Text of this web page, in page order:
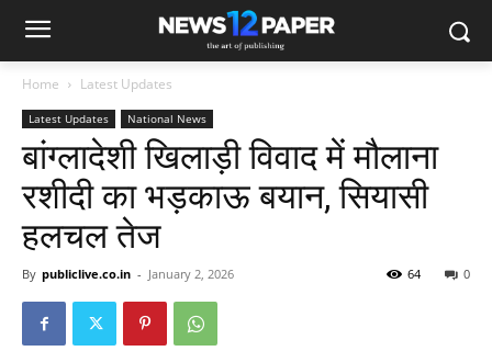
Home Latest Updates
Latest Updates National News
बांग्लादेशी खिलाड़ी विवाद में मौलाना
रशीदी का भड़काऊ बयान, सियासी
हलचल तेज
By publiclive.co.in - January 2, 2026 0
64